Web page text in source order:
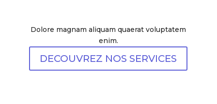
Dolore magnam aliquam quaerat voluptatem
enim.
DECOUVREZ NOS SERVICES